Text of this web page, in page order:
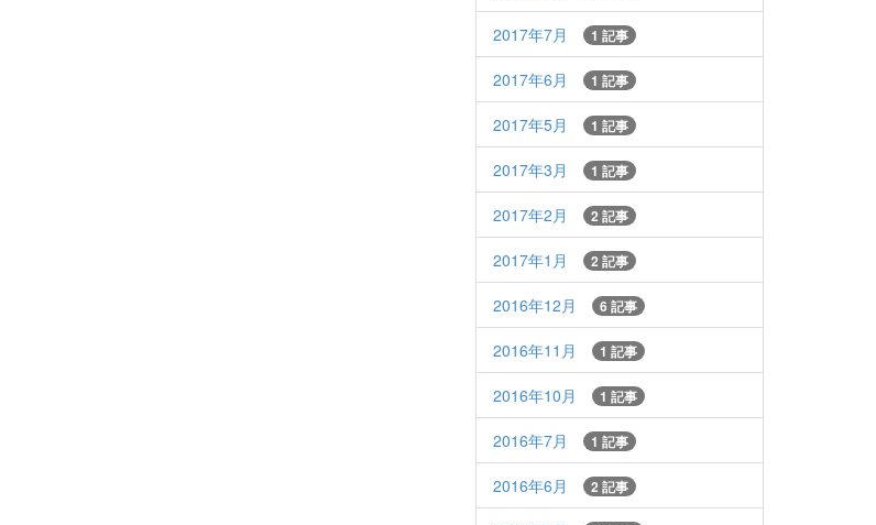
2017年7月 1 記事
2017年6月 1 記事
2017年5月 1 記事
2017年3月 1 記事
2017年2月 2 記事
2017年1月 2 記事
2016年12月 6 記事
2016年11月 1 記事
2016年10月 1 記事
2016年7月 1 記事
2016年6月 2 記事